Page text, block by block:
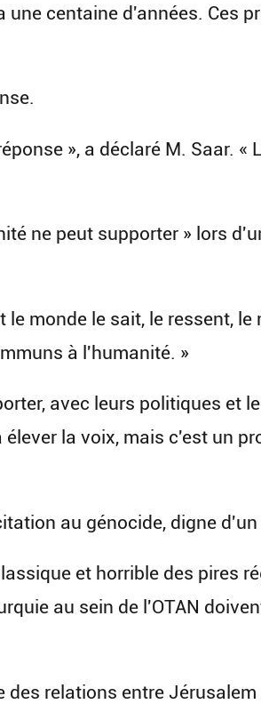
centaine d'années. Ces
», a déclaré M. Saar. «
ne peut supporter » lors
monde le sait, le ressent, le
à l'humanité. »
avec leurs politiques et
la voix, mais c'est un
au génocide, digne d'un
et horrible des pires
au sein de l'OTAN
relations entre Jérusalem